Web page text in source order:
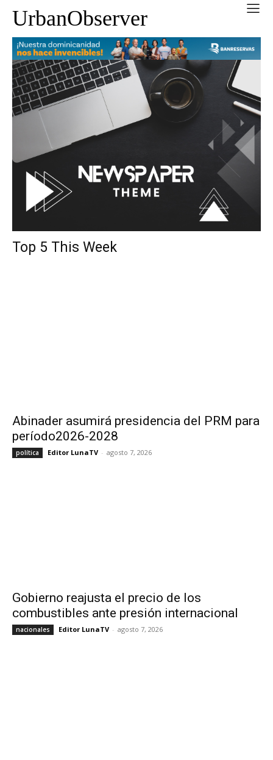
UrbanObserver
Top 5 This Week
Abinader asumirá presidencia del PRM para
período2026-2028
política Editor LunaTV - agosto 7, 2026
Gobierno reajusta el precio de los
combustibles ante presión internacional
nacionales Editor LunaTV - agosto 7, 2026